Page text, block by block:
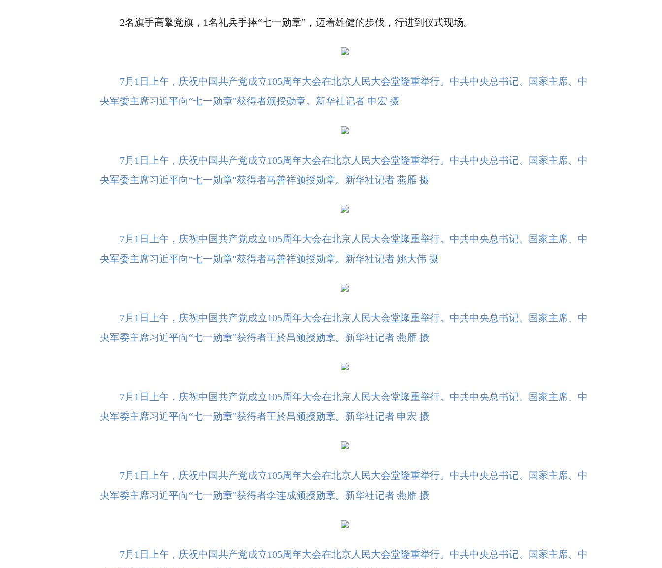
2名旗手高擎党旗，1名礼兵手捧“七一勋章”，迈着雄健的步伐，行进到仪式现场。
7月1日上午，庆祝中国共产党成立105周年大会在北京人民大会堂隆重举行。中共中央总书记、国家主席、中
央军委主席习近平向“七一勋章”获得者颁授勋章。新华社记者 申宏 摄
7月1日上午，庆祝中国共产党成立105周年大会在北京人民大会堂隆重举行。中共中央总书记、国家主席、中
央军委主席习近平向“七一勋章”获得者马善祥颁授勋章。新华社记者 燕雁 摄
7月1日上午，庆祝中国共产党成立105周年大会在北京人民大会堂隆重举行。中共中央总书记、国家主席、中
央军委主席习近平向“七一勋章”获得者马善祥颁授勋章。新华社记者 姚大伟 摄
7月1日上午，庆祝中国共产党成立105周年大会在北京人民大会堂隆重举行。中共中央总书记、国家主席、中
央军委主席习近平向“七一勋章”获得者王於昌颁授勋章。新华社记者 燕雁 摄
7月1日上午，庆祝中国共产党成立105周年大会在北京人民大会堂隆重举行。中共中央总书记、国家主席、中
央军委主席习近平向“七一勋章”获得者王於昌颁授勋章。新华社记者 申宏 摄
7月1日上午，庆祝中国共产党成立105周年大会在北京人民大会堂隆重举行。中共中央总书记、国家主席、中
央军委主席习近平向“七一勋章”获得者李连成颁授勋章。新华社记者 燕雁 摄
7月1日上午，庆祝中国共产党成立105周年大会在北京人民大会堂隆重举行。中共中央总书记、国家主席、中